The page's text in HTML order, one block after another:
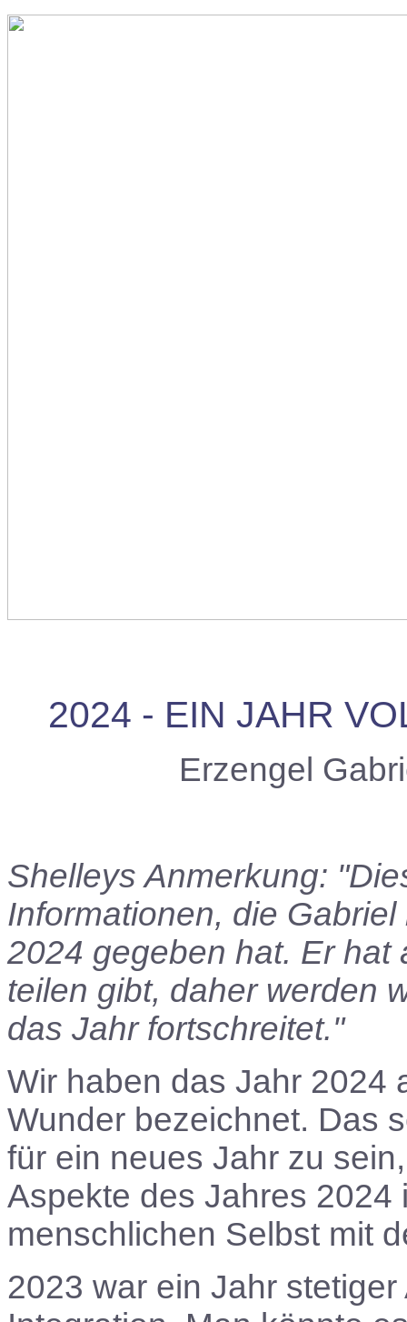
2024 - EIN JAHR
Erzengel
Shelleys Anmerkung:
Informationen, die
2024 gegeben hat. Er
teilen gibt, daher werden
das Jahr fortschreitet."
Wir haben das Jahr 2024
Wunder bezeichnet. Das
für ein neues Jahr zu
Aspekte des Jahres 2024
menschlichen Selbst mit
2023 war ein Jahr